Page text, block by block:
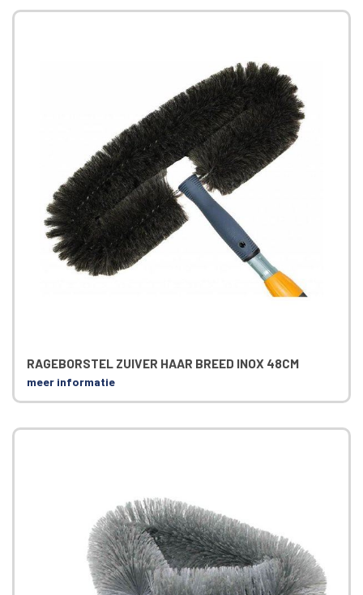
RAGEBORSTEL ZUIVER HAAR BREED INOX 48CM
meer informatie